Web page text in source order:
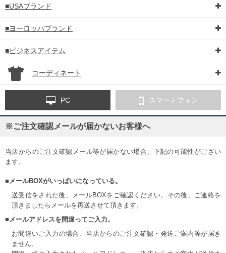
■USAブランド
■ヨーロッパブランド
■ビジネスアイテム
コーディネート
PC スマートフォン
※ご注文確認メールが届かないお客様へ
当店からのご注文確認メール等が届かない場合、下記の可能性がござい
ます。
■メールBOXがいっぱいになっている。
送受信をされた後、メールBOXをご確認ください。その後、ご連絡を
頂きましたらメールを再送させて頂きます。
■メールアドレスを間違ってご入力。
お間違いご入力の場合、当店からのご注文確認・発送ご案内等が届き
ません。